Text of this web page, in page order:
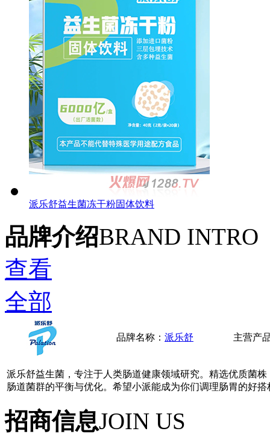
派乐舒益生菌冻干粉固体饮料
品牌介绍BRAND INTRO
查看
全部
品牌名称： 派乐舒 主营产
派乐舒益生菌，专注于人类肠道健康领域研究。精选优质菌
肠道菌群的平衡与优化。希望小派能成为你们调理肠胃的好搭
招商信息JOIN US